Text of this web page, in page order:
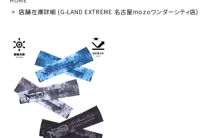
詳しい条件から探す
店舗在庫詳細 (G-LAND EXTREME 名古屋mozoワンダーシティ店)